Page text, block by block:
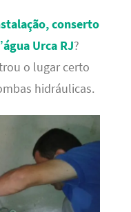
conserto
Urca RJ?
o lugar certo
hidráulicas.